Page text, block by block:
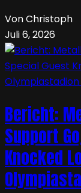
Von Christoph
Juli 6, 2026
Bericht:
Support
Knocked